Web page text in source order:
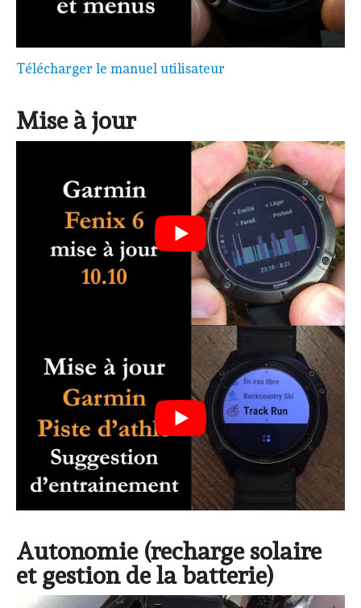
Télécharger le manuel utilisateur
Mise à jour
Autonomie (recharge solaire
et gestion de la batterie)